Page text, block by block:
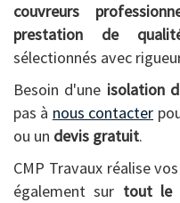
couvreurs
prestation de
sélectionnés avec
Besoin d'une isolation
pas à nous contacter
ou un devis gratuit.
CMP Travaux réalise
également sur tout le